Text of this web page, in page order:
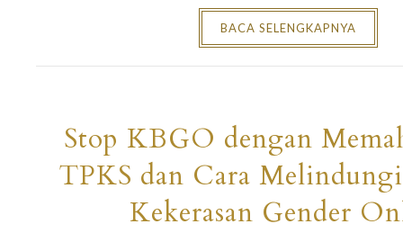
BACA SELENGKAPNYA
Stop KBGO dengan
TPKS dan Cara
Kekerasan Gender